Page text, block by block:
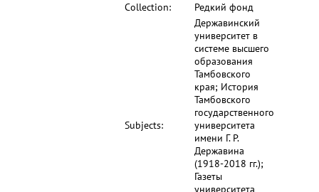
Collection:
Редкий фонд
Subjects:
Державинский
университет в
системе высшего
образования
Тамбовского
края; История
Тамбовского
государственного
университета
имени Г. Р.
Державина
(1918-2018 гг.);
Газеты
университета